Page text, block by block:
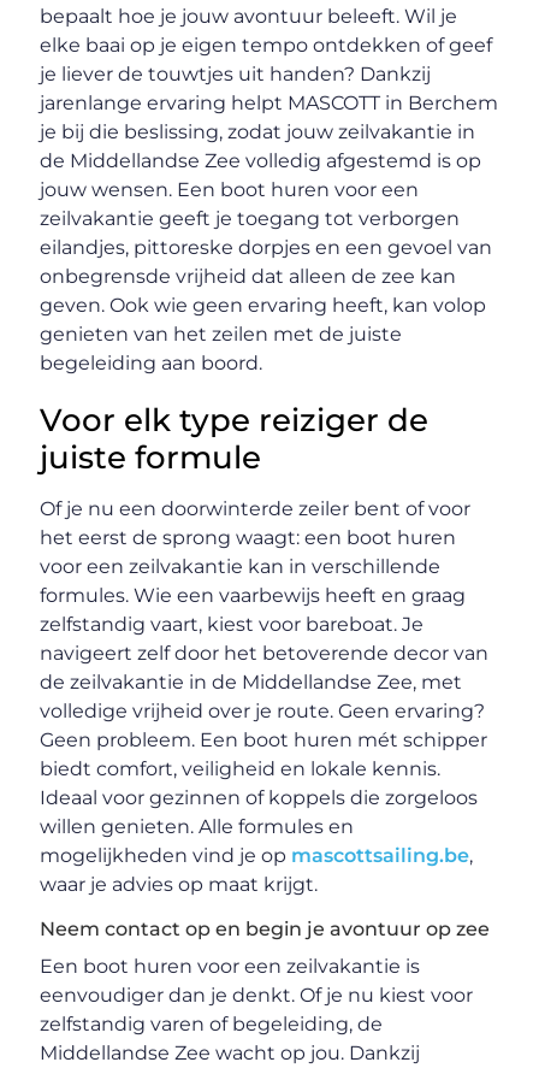
bepaalt hoe je jouw avontuur beleeft. Wil je
elke baai op je eigen tempo ontdekken of geef
je liever de touwtjes uit handen? Dankzij
jarenlange ervaring helpt MASCOTT in Berchem
je bij die beslissing, zodat jouw zeilvakantie in
de Middellandse Zee volledig afgestemd is op
jouw wensen. Een boot huren voor een
zeilvakantie geeft je toegang tot verborgen
eilandjes, pittoreske dorpjes en een gevoel van
onbegrensde vrijheid dat alleen de zee kan
geven. Ook wie geen ervaring heeft, kan volop
genieten van het zeilen met de juiste
begeleiding aan boord.
Voor elk type reiziger de
juiste formule
Of je nu een doorwinterde zeiler bent of voor
het eerst de sprong waagt: een boot huren
voor een zeilvakantie kan in verschillende
formules. Wie een vaarbewijs heeft en graag
zelfstandig vaart, kiest voor bareboat. Je
navigeert zelf door het betoverende decor van
de zeilvakantie in de Middellandse Zee, met
volledige vrijheid over je route. Geen ervaring?
Geen probleem. Een boot huren mét schipper
biedt comfort, veiligheid en lokale kennis.
Ideaal voor gezinnen of koppels die zorgeloos
willen genieten. Alle formules en
mogelijkheden vind je op mascottsailing.be,
waar je advies op maat krijgt.
Neem contact op en begin je avontuur op zee
Een boot huren voor een zeilvakantie is
eenvoudiger dan je denkt. Of je nu kiest voor
zelfstandig varen of begeleiding, de
Middellandse Zee wacht op jou. Dankzij